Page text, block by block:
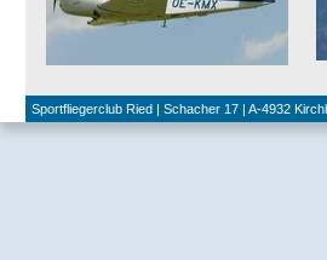
Sportfliegerclub Ried | Schacher 17 | A-4932